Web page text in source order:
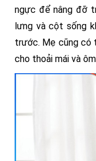
ngực để nâng đỡ
lưng và cột sống
trước. Mẹ cũng có
cho thoải mái và